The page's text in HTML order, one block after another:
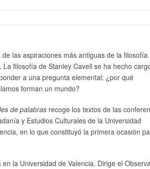
las aspiraciones más antiguas de la filosofía.
filosofía de Stanley Cavell se ha hecho
a una pregunta elemental: ¿por qué
forman un mundo?
de palabras recoge los textos de las
y Estudios Culturales de la Universidad
en lo que constituyó la primera ocasión
la Universidad de Valencia. Dirige el